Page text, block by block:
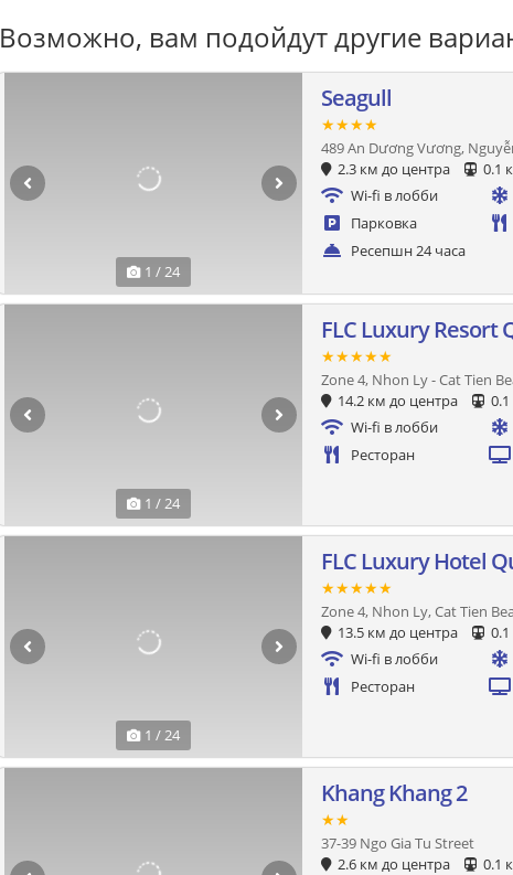
Возможно, вам подойдут другие
1 / 24
Seagull
★★★★
489 An Dương Vương,
2.3 км до центра
0.1
Wi-fi в лобби
Парковка
Ресепшн 24 часа
1 / 24
FLC Luxury Resort
★★★★★
Zone 4, Nhon Ly - Cat Tien
14.2 км до центра
Wi-fi в лобби
Ресторан
1 / 24
FLC Luxury Hotel
★★★★★
Zone 4, Nhon Ly, Cat Tien
13.5 км до центра
Wi-fi в лобби
Ресторан
Khang Khang 2
★★
37-39 Ngo Gia Tu Street
2.6 км до центра
0.1